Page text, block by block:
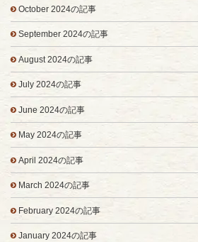
October 2024の記事
September 2024の記事
August 2024の記事
July 2024の記事
June 2024の記事
May 2024の記事
April 2024の記事
March 2024の記事
February 2024の記事
January 2024の記事